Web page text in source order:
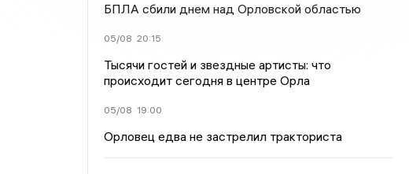
БПЛА сбили днем над Орловской областью
05/08 20:15
Тысячи гостей и звездные артисты: что
происходит сегодня в центре Орла
05/08 19:00
Орловец едва не застрелил тракториста